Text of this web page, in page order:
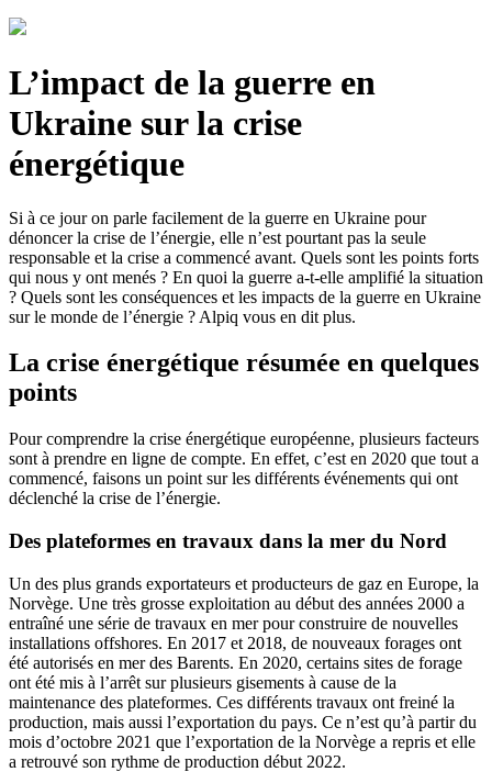
L’impact de la guerre en
Ukraine sur la crise
énergétique
Si à ce jour on parle facilement de la guerre en Ukraine pour
dénoncer la crise de l’énergie, elle n’est pourtant pas la seule
responsable et la crise a commencé avant. Quels sont les points forts
qui nous y ont menés ? En quoi la guerre a-t-elle amplifié la situation
? Quels sont les conséquences et les impacts de la guerre en Ukraine
sur le monde de l’énergie ? Alpiq vous en dit plus.
La crise énergétique résumée en quelques
points
Pour comprendre la crise énergétique européenne, plusieurs facteurs
sont à prendre en ligne de compte. En effet, c’est en 2020 que tout a
commencé, faisons un point sur les différents événements qui ont
déclenché la crise de l’énergie.
Des plateformes en travaux dans la mer du Nord
Un des plus grands exportateurs et producteurs de gaz en Europe, la
Norvège. Une très grosse exploitation au début des années 2000 a
entraîné une série de travaux en mer pour construire de nouvelles
installations offshores. En 2017 et 2018, de nouveaux forages ont
été autorisés en mer des Barents. En 2020, certains sites de forage
ont été mis à l’arrêt sur plusieurs gisements à cause de la
maintenance des plateformes. Ces différents travaux ont freiné la
production, mais aussi l’exportation du pays. Ce n’est qu’à partir du
mois d’octobre 2021 que l’exportation de la Norvège a repris et elle
a retrouvé son rythme de production début 2022.